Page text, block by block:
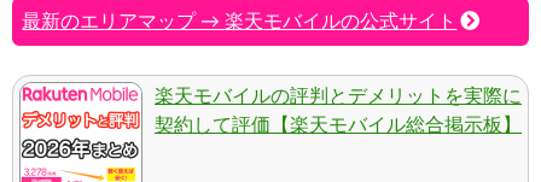
最新のエリアマップ → 楽天モバイルの公式サイト
楽天モバイルの評判とデメリットを実際に
契約して評価【楽天モバイル総合掲示板】